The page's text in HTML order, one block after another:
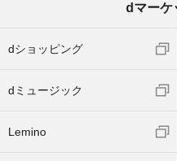
dマーケ
dショッピング
dミュージック
Lemino